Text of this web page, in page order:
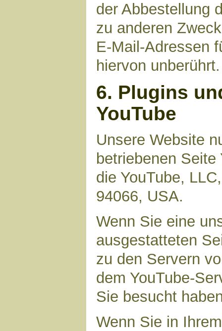
der Abbestellung
zu anderen
E-Mail-Adressen
hiervon unberührt.
6. Plugins
YouTube
Unsere Website
betriebenen
die YouTube,
94066, USA.
Wenn Sie eine
ausgestatteten
zu den Servern
dem YouTube-
Sie besucht
Wenn Sie in